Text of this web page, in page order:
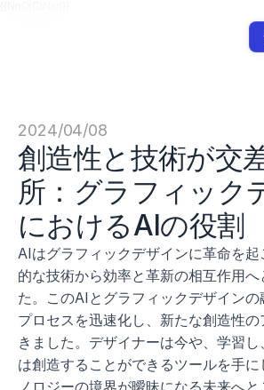
2024/04/08
創造性と技術が交
所：グラフィック
におけるAIの役割
AIはグラフィックデザインに革命を
的な技術から効率と革新の相互作用へ
た。このAIとグラフィックデザイン
プロセスを迅速化し、新たな創造性
きました。デザイナーは今や、学習
は創造することができるツールを手に
ノロジーの境界が曖昧になる未来へ